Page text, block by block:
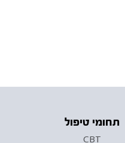
תחומי טיפול
CBT